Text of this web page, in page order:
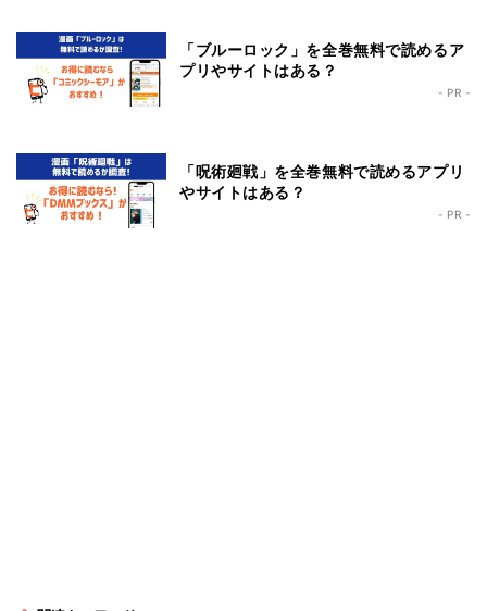
「ブルーロック」を全巻無料で読めるア
プリやサイトはある？
- PR -
「呪術廻戦」を全巻無料で読めるアプリ
やサイトはある？
- PR -